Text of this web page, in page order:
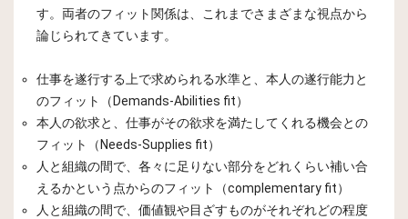
す。両者のフィット関係は、これまでさまざまな視点から
論じられてきています。
仕事を遂行する上で求められる水準と、本人の遂行能力と
のフィット（Demands-Abilities fit）
本人の欲求と、仕事がその欲求を満たしてくれる機会との
フィット（Needs-Supplies fit）
人と組織の間で、各々に足りない部分をどれくらい補い合
えるかという点からのフィット（complementary fit）
人と組織の間で、価値観や目ざすものがそれぞれどの程度